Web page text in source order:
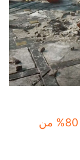
اقرأ أيضًا.. تقرير: جهاز PS5 يستحوذ على 80% من